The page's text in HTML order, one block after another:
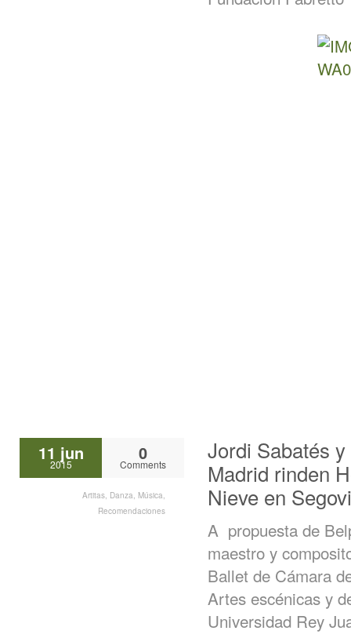
11 jun
2015
0
Comments
Artitas, Danza, Música,
Recomendaciones
Jordi Sabatés
Madrid rinden
Nieve en
A propuesta de
maestro y
Ballet de Cámara
Artes escénicas y
Universidad Rey